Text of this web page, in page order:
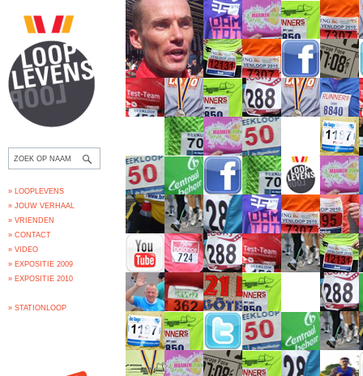
» LOOPLEVENS
» JOUW VERHAAL
» VRIENDEN
» CONTACT
» VIDEO
» EXPOSITIE 2009
» EXPOSITIE 2010
» STATIONLOOP